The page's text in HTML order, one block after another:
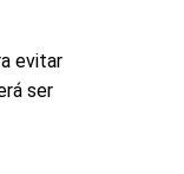
evitar
ser